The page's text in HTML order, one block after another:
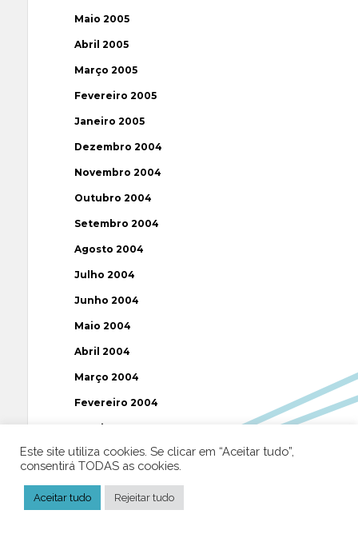
Maio 2005
Abril 2005
Março 2005
Fevereiro 2005
Janeiro 2005
Dezembro 2004
Novembro 2004
Outubro 2004
Setembro 2004
Agosto 2004
Julho 2004
Junho 2004
Maio 2004
Abril 2004
Março 2004
Fevereiro 2004
Janeiro 2004
Dezembro 2003
Julho 2003
Este site utiliza cookies. Se clicar em “Aceitar tudo”,
consentirá TODAS as cookies.
Aceitar tudo Rejeitar tudo